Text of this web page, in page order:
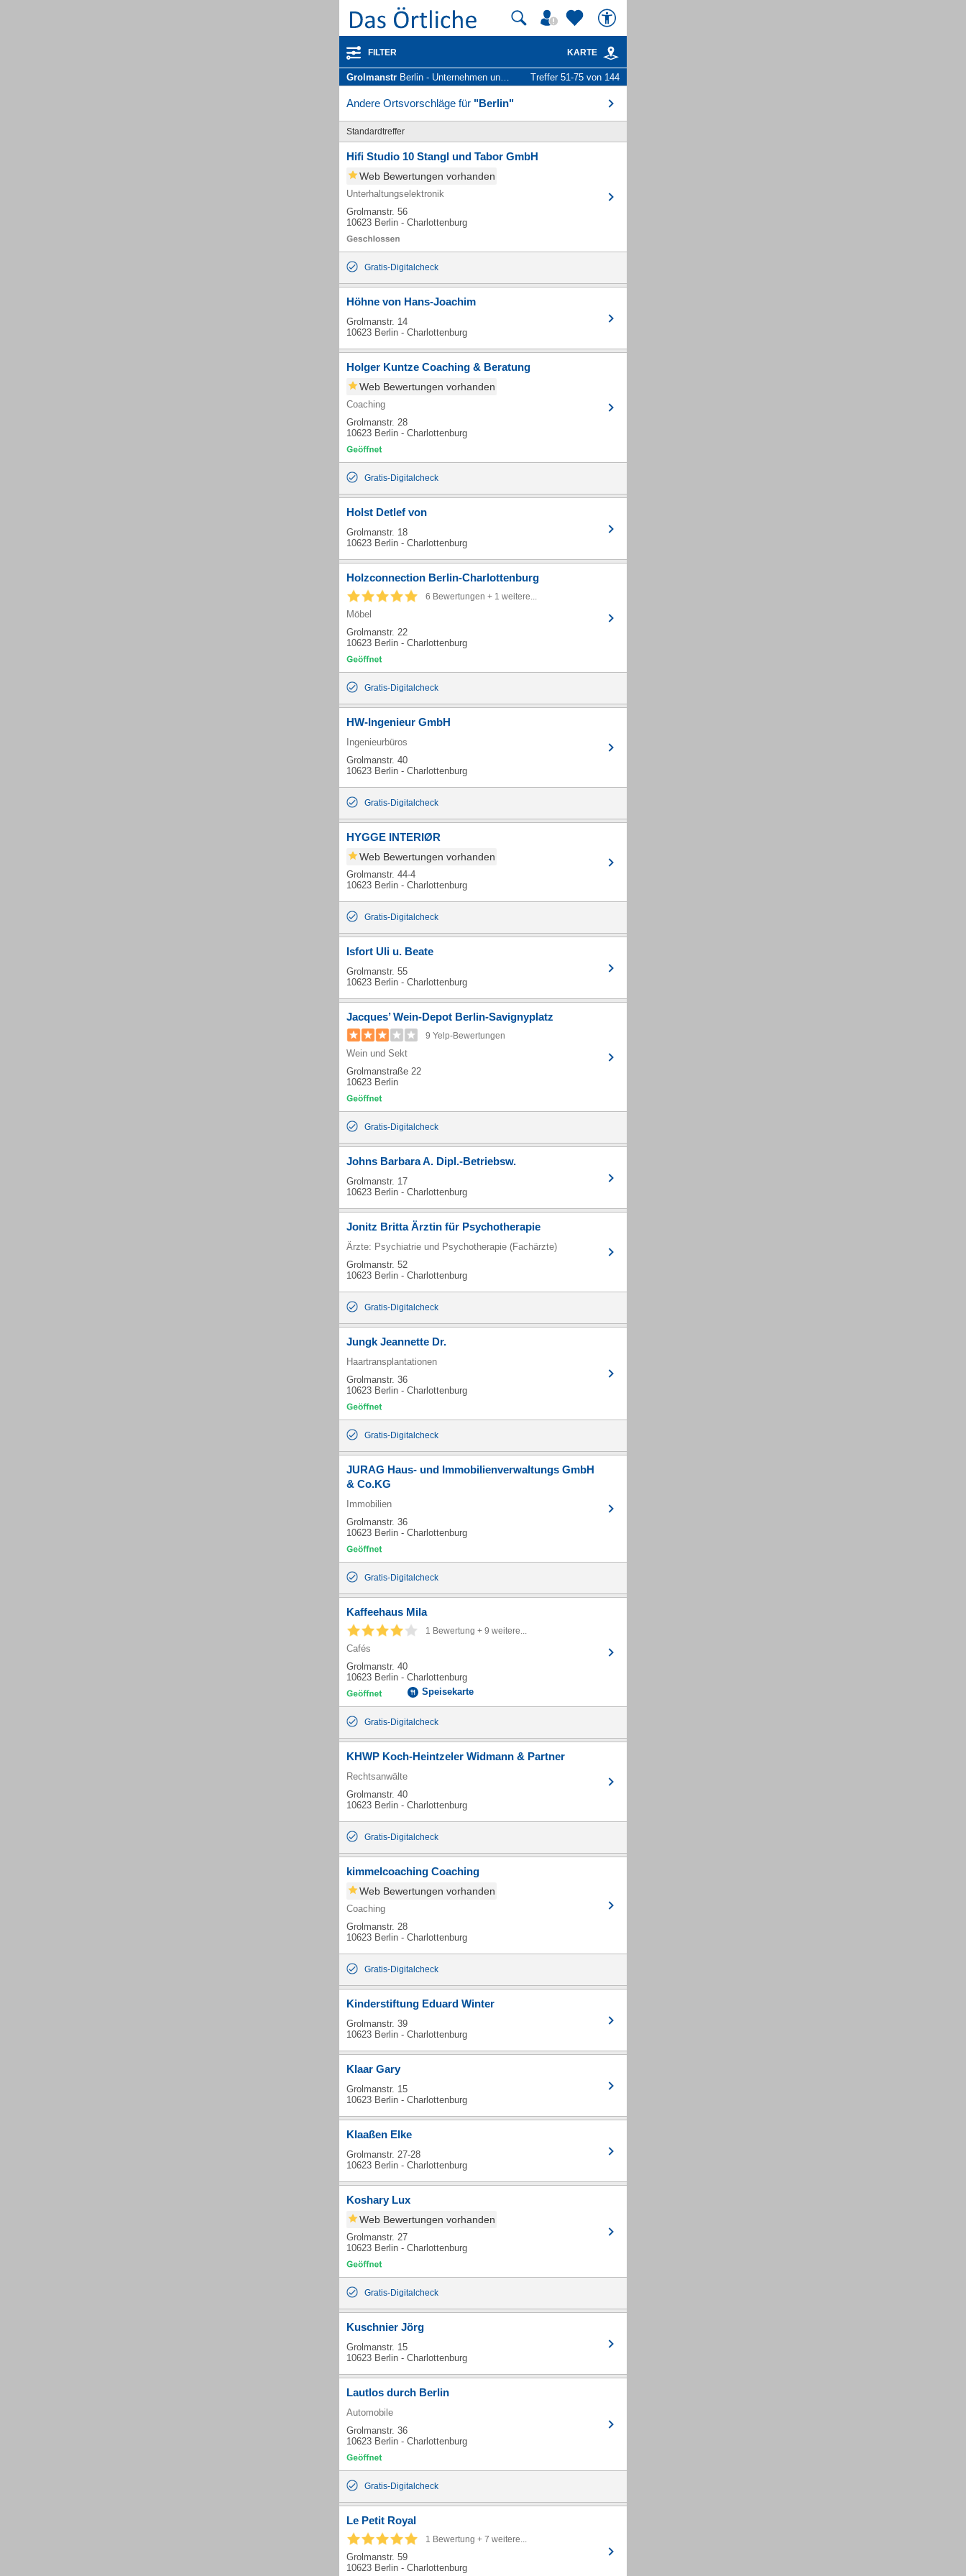
FILTER KARTE
Grolmanstr Berlin - Unternehmen und Personen Treffer 51-75 von 144
Andere Ortsvorschläge für "Berlin"
Standardtreffer
Hifi Studio 10 Stangl und Tabor GmbH
Web Bewertungen vorhanden
Unterhaltungselektronik
Grolmanstr. 56
10623 Berlin - Charlottenburg
Gratis-Digitalcheck
Höhne von Hans-Joachim
Grolmanstr. 14
10623 Berlin - Charlottenburg
Holger Kuntze Coaching & Beratung
Web Bewertungen vorhanden
Coaching
Grolmanstr. 28
10623 Berlin - Charlottenburg
Gratis-Digitalcheck
Holst Detlef von
Grolmanstr. 18
10623 Berlin - Charlottenburg
Holzconnection Berlin-Charlottenburg
6 Bewertungen + 1 weitere...
Möbel
Grolmanstr. 22
10623 Berlin - Charlottenburg
Gratis-Digitalcheck
HW-Ingenieur GmbH
Ingenieurbüros
Grolmanstr. 40
10623 Berlin - Charlottenburg
Gratis-Digitalcheck
HYGGE INTERIØR
Web Bewertungen vorhanden
Grolmanstr. 44-4
10623 Berlin - Charlottenburg
Gratis-Digitalcheck
Isfort Uli u. Beate
Grolmanstr. 55
10623 Berlin - Charlottenburg
Jacques’ Wein-Depot Berlin-Savignyplatz
9 Yelp-Bewertungen
Wein und Sekt
Grolmanstraße 22
10623 Berlin
Gratis-Digitalcheck
Johns Barbara A. Dipl.-Betriebsw.
Grolmanstr. 17
10623 Berlin - Charlottenburg
Jonitz Britta Ärztin für Psychotherapie
Ärzte: Psychiatrie und Psychotherapie (Fachärzte)
Grolmanstr. 52
10623 Berlin - Charlottenburg
Gratis-Digitalcheck
Jungk Jeannette Dr.
Haartransplantationen
Grolmanstr. 36
10623 Berlin - Charlottenburg
Gratis-Digitalcheck
JURAG Haus- und Immobilienverwaltungs GmbH
& Co.KG
Immobilien
Grolmanstr. 36
10623 Berlin - Charlottenburg
Gratis-Digitalcheck
Kaffeehaus Mila
1 Bewertung + 9 weitere...
Cafés
Grolmanstr. 40
10623 Berlin - Charlottenburg
Speisekarte
Gratis-Digitalcheck
KHWP Koch-Heintzeler Widmann & Partner
Rechtsanwälte
Grolmanstr. 40
10623 Berlin - Charlottenburg
Gratis-Digitalcheck
kimmelcoaching Coaching
Web Bewertungen vorhanden
Coaching
Grolmanstr. 28
10623 Berlin - Charlottenburg
Gratis-Digitalcheck
Kinderstiftung Eduard Winter
Grolmanstr. 39
10623 Berlin - Charlottenburg
Klaar Gary
Grolmanstr. 15
10623 Berlin - Charlottenburg
Klaaßen Elke
Grolmanstr. 27-28
10623 Berlin - Charlottenburg
Koshary Lux
Web Bewertungen vorhanden
Grolmanstr. 27
10623 Berlin - Charlottenburg
Gratis-Digitalcheck
Kuschnier Jörg
Grolmanstr. 15
10623 Berlin - Charlottenburg
Lautlos durch Berlin
Automobile
Grolmanstr. 36
10623 Berlin - Charlottenburg
Gratis-Digitalcheck
Le Petit Royal
1 Bewertung + 7 weitere...
Grolmanstr. 59
10623 Berlin - Charlottenburg